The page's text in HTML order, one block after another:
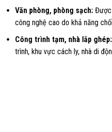
Văn phòng, phòng sạch: Được
công nghệ cao do khả năng
Công trình tạm, nhà lắp ghép:
trình, khu vực cách ly, nhà di